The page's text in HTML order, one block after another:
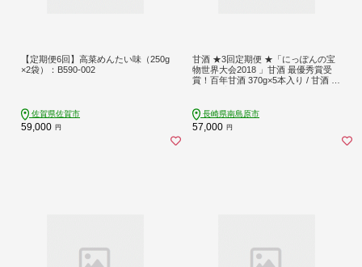
【定期便6回】高菜めんたい味（250g
×2袋）：B590-002
佐賀県佐賀市
59,000 円
甘酒 ★3回定期便 ★「にっぽんの宝
物世界大会2018 」甘酒 最優秀賞受
賞！百年甘酒 370g×5本入り / 甘酒 生
麹 あまざけ あま酒 砂糖不使用 贈答
ギフト セット / 南島原市 / 酒蔵吉田
屋 [SAI021]
長崎県南島原市
57,000 円